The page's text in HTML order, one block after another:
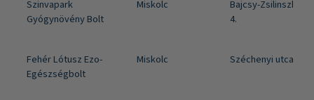
Szinvapark
Gyógynövény Bolt
Miskolc
Bajcsy-Zsilinszky út
4.
Fehér Lótusz Ezo-
Egészségbolt
Miskolc Széchenyi utca 115.